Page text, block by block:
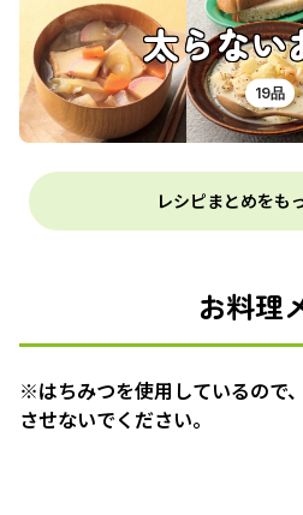
太らない
19品
レシピまとめをも
お料理
※はちみつを使用しているので
させないでください。